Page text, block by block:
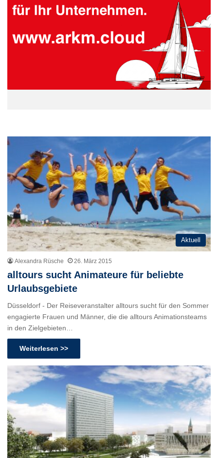
Aktuell
Alexandra Rüsche 26. März 2015
alltours sucht Animateure für beliebte
Urlaubsgebiete
Düsseldorf - Der Reiseveranstalter alltours sucht für den Sommer
engagierte Frauen und Männer, die die alltours Animationsteams
in den Zielgebieten…
Weiterlesen >>